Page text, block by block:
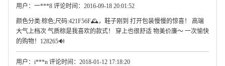
用户：一***8 评论时间：2016-09-18 20:01:52
颜色分类:棕色;尺码:421F56F🕰，鞋子刚到 打开包装慢慢的惊喜！ 高端
大气上档次 气质棕是我喜欢的款式！ 穿上也很舒适 物美价廉～ 一次愉快
的购物！128265🔊
用户：i***n 评论时间：2018-01-12 17:18:20